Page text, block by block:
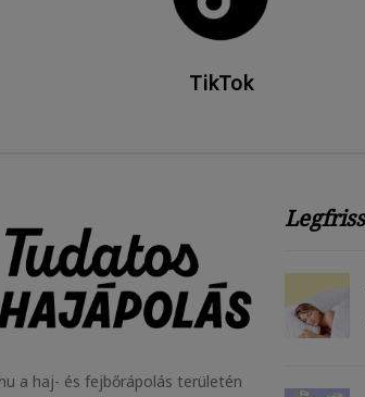
TikTok
a haj- és fejbőrápolás területén